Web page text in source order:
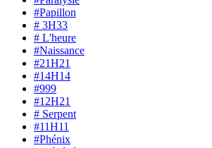
#Papillon
# 3H33
# L'heure
#Naissance
#21H21
#14H14
#999
#12H21
# Serpent
#11H11
#Phénix